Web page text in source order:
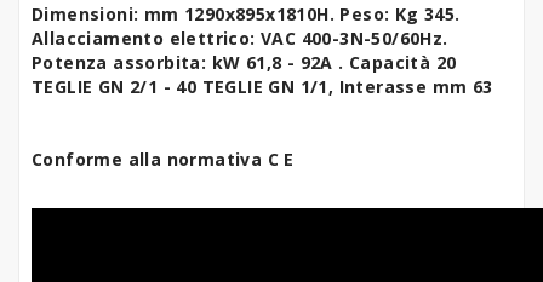
Dimensioni: mm 1290x895x1810H. Peso: Kg 345.
Allacciamento elettrico: VAC 400-3N-50/60Hz.
Potenza assorbita: kW 61,8 - 92A . Capacità 20
TEGLIE GN 2/1 - 40 TEGLIE GN 1/1, Interasse mm 63
Conforme alla normativa C E